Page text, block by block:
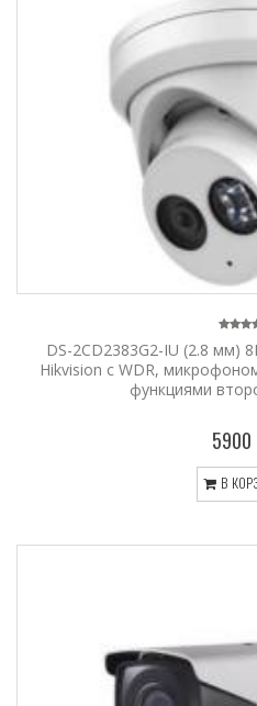
DS-2CD2383G2-IU (2.8 мм)
Hikvision c WDR,
функциями
5900
В